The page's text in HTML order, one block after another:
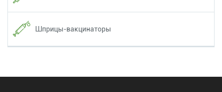
Шприцы-вакцинаторы